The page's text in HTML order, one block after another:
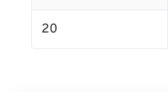
20